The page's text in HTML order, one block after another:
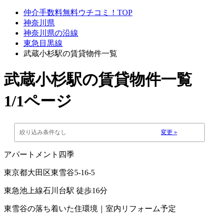
仲介手数料無料ウチコミ！TOP
神奈川県
神奈川県の沿線
東急目黒線
武蔵小杉駅の賃貸物件一覧
武蔵小杉駅の賃貸物件一覧
1/1ページ
絞り込み条件なし 変更 »
アパートメント四季
東京都大田区東雪谷5-16-5
東急池上線石川台駅 徒歩16分
東雪谷の落ち着いた住環境｜室内リフォーム予定